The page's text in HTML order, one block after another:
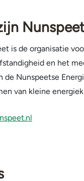
is de organisatie
en het
de Nunspeetse
van kleine